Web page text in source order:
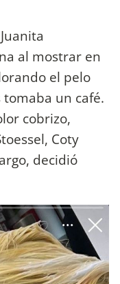
al mostrar en
el pelo
un café.
cobrizo,
Coty
decidió